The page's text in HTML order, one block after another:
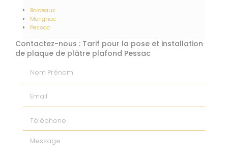
Bordeaux
Merignac
Pessac
Contactez-nous : Tarif pour la pose et installation
de plaque de plâtre plafond Pessac
Message